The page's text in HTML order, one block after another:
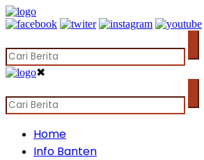
✖
Home
Info Banten